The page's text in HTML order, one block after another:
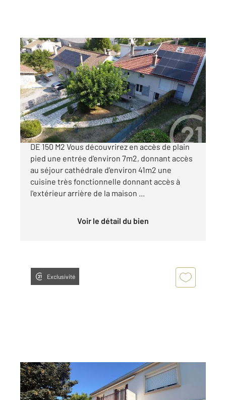
VOCANCE 07
150,48 m2 , 6 pièces
Ref : 4511
Maison à vendre
275 000 €
VOCANCE - MAISON ENTIEREMENT RENOVEE
DE 150 M2 Vous découvrirez en accès de plain
pied une entrée d'environ 7m2, donnant accès
au séjour cathédrale d'environ 41m2 une
cuisine très fonctionnelle donnant accès à
l'extérieur arrière de la maison ...
Voir le détail du bien
Exclusivité
ANNONAY 07
95,98 m2, 4 pièces
Ref : 4242